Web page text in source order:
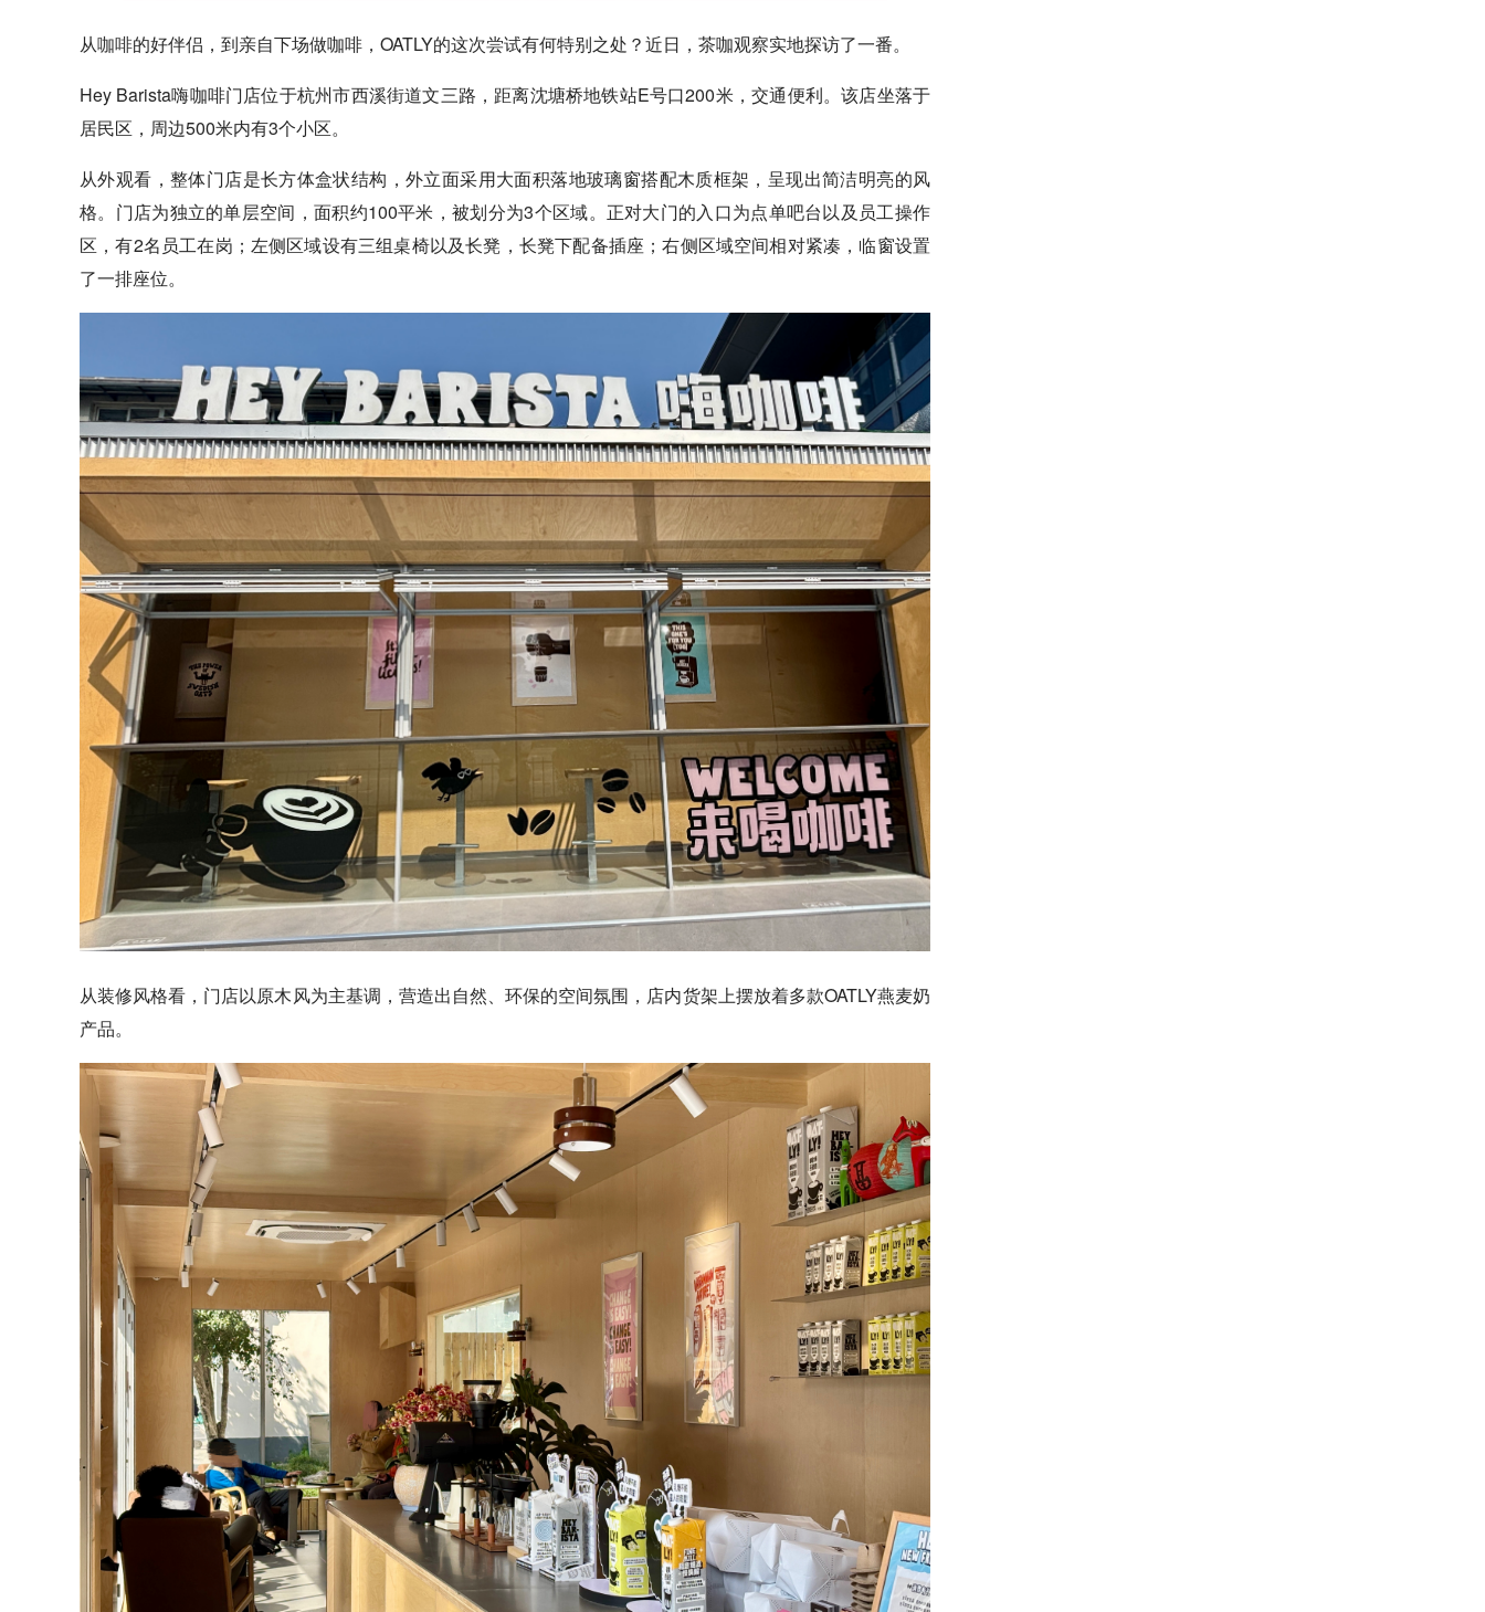
从咖啡的好伴侣，到亲自下场做咖啡，OATLY的这次尝试有何特别之处？近日，茶咖观察实地探访了一番。
Hey Barista嗨咖啡门店位于杭州市西溪街道文三路，距离沈塘桥地铁站E号口200米，交通便利。该店坐落于
居民区，周边500米内有3个小区。
从外观看，整体门店是长方体盒状结构，外立面采用大面积落地玻璃窗搭配木质框架，呈现出简洁明亮的风
格。门店为独立的单层空间，面积约100平米，被划分为3个区域。正对大门的入口为点单吧台以及员工操作
区，有2名员工在岗；左侧区域设有三组桌椅以及长凳，长凳下配备插座；右侧区域空间相对紧凑，临窗设置
了一排座位。
从装修风格看，门店以原木风为主基调，营造出自然、环保的空间氛围，店内货架上摆放着多款OATLY燕麦奶
产品。